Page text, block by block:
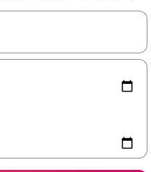
ら、上下の矢印キーを使って